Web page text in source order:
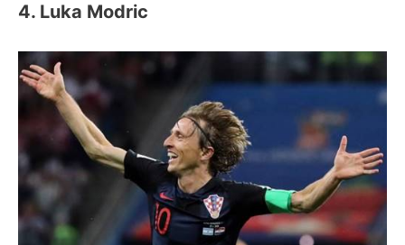
4. Luka Modric